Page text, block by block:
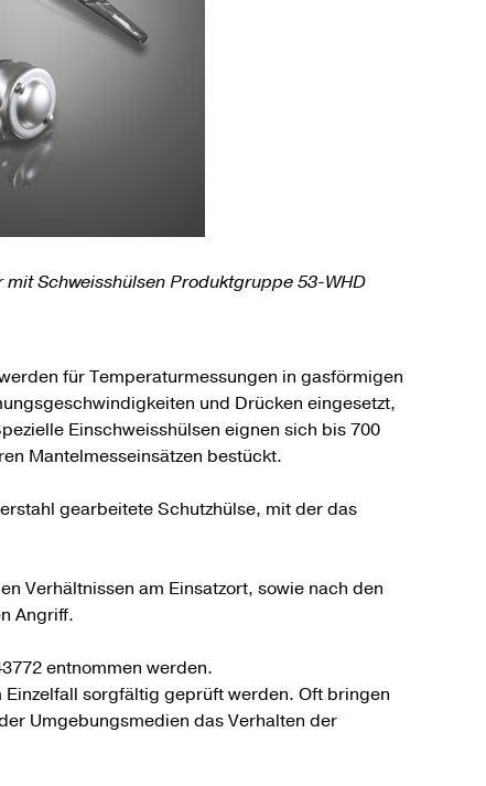
Schweisshülsen Produktgruppe 53-WHD
für Temperaturmessungen in gasförmigen
und Drücken eingesetzt,
Einschweisshülsen eignen sich bis 700
Mantelmesseinsätzen bestückt.
gearbeitete Schutzhülse, mit der das
Verhältnissen am Einsatzort, sowie nach den
Angriff.
entnommen werden.
sorgfältig geprüft werden. Oft bringen
Umgebungsmedien das Verhalten der